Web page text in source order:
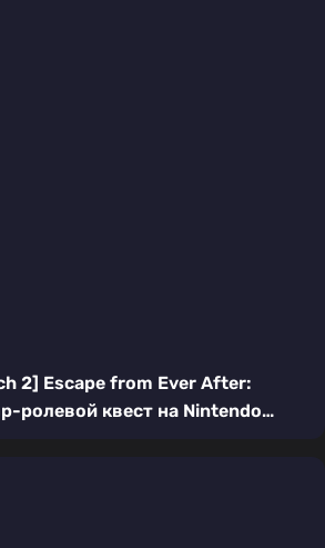
2] Escape from Ever After:
ролевой квест на Nintendo